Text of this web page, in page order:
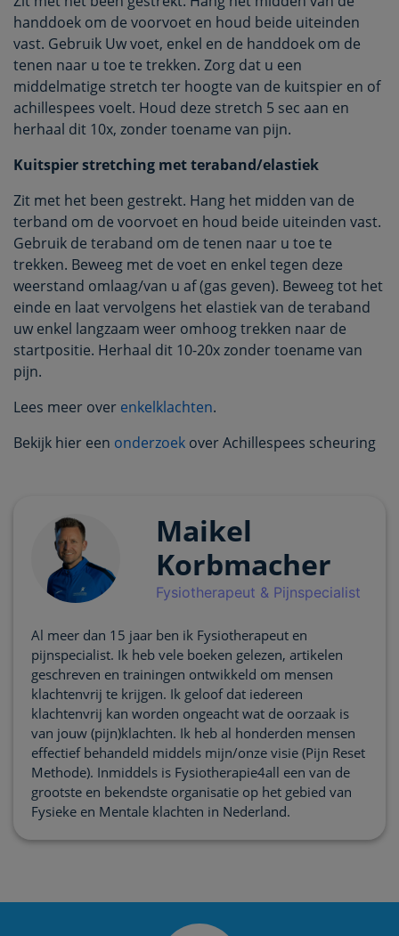
handdoek om de voorvoet en houd beide uiteinden
vast. Gebruik Uw voet, enkel en de handdoek om de
tenen naar u toe te trekken. Zorg dat u een
middelmatige stretch ter hoogte van de kuitspier en of
achillespees voelt. Houd deze stretch 5 sec aan en
herhaal dit 10x, zonder toename van pijn.
Kuitspier stretching met teraband/elastiek
Zit met het been gestrekt. Hang het midden van de
terband om de voorvoet en houd beide uiteinden vast.
Gebruik de teraband om de tenen naar u toe te
trekken. Beweeg met de voet en enkel tegen deze
weerstand omlaag/van u af (gas geven). Beweeg tot het
einde en laat vervolgens het elastiek van de teraband
uw enkel langzaam weer omhoog trekken naar de
startpositie. Herhaal dit 10-20x zonder toename van
pijn.
Lees meer over enkelklachten.
Bekijk hier een onderzoek over Achillespees scheuring
Maikel
Korbmacher
Fysiotherapeut & Pijnspecialist
Al meer dan 15 jaar ben ik Fysiotherapeut en
pijnspecialist. Ik heb vele boeken gelezen, artikelen
geschreven en trainingen ontwikkeld om mensen
klachtenvrij te krijgen. Ik geloof dat iedereen
klachtenvrij kan worden ongeacht wat de oorzaak is
van jouw (pijn)klachten. Ik heb al honderden mensen
effectief behandeld middels mijn/onze visie (Pijn Reset
Methode). Inmiddels is Fysiotherapie4all een van de
grootste en bekendste organisatie op het gebied van
Fysieke en Mentale klachten in Nederland.